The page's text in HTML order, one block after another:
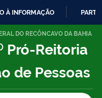
À INFORMAÇÃO
DO RECÔNCAVO DA BAHIA
Pró-Reitoria
de Pessoas